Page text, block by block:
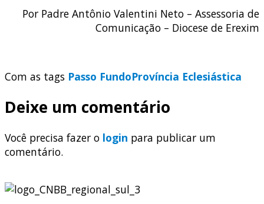
Por Padre Antônio Valentini Neto – Assessoria de
Comunicação – Diocese de Erexim
Com as tags Passo FundoProvíncia Eclesiástica
Deixe um comentário
Você precisa fazer o login para publicar um
comentário.